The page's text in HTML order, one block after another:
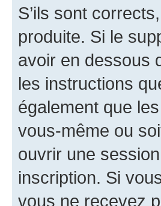
S’ils sont
produite. Si le
avoir en dessous
les instructions
également que
vous-même ou
ouvrir une
inscription. Si
vous ne recevez